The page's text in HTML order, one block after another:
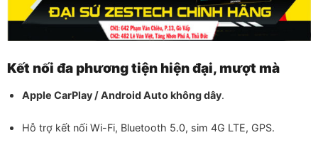
Kết nối đa phương tiện hiện đại, mượt mà
Apple CarPlay / Android Auto không dây.
Hỗ trợ kết nối Wi-Fi, Bluetooth 5.0, sim 4G LTE, GPS.